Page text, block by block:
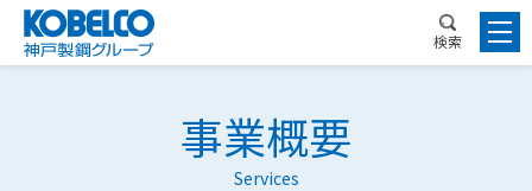
検索
事業概要
Services